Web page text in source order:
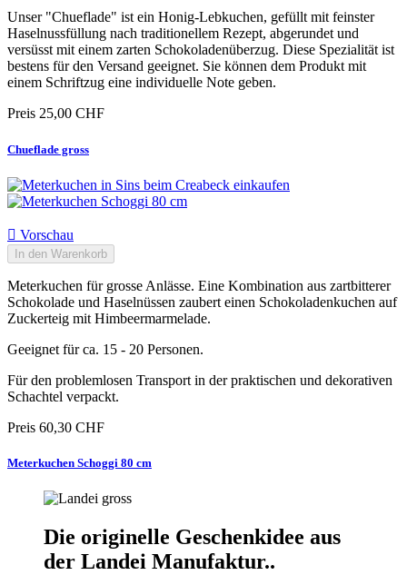
Unser "Chueflade" ist ein Honig-Lebkuchen, gefüllt mit feinster
Haselnussfüllung nach traditionellem Rezept, abgerundet und
versüsst mit einem zarten Schokoladenüberzug. Diese Spezialität ist
bestens für den Versand geeignet. Sie können dem Produkt mit
einem Schriftzug eine individuelle Note geben.
Preis 25,00 CHF
Chueflade gross
 Vorschau
In den Warenkorb
Meterkuchen für grosse Anlässe. Eine Kombination aus zartbitterer
Schokolade und Haselnüssen zaubert einen Schokoladenkuchen auf
Zuckerteig mit Himbeermarmelade.
Geeignet für ca. 15 - 20 Personen.
Für den problemlosen Transport in der praktischen und dekorativen
Schachtel verpackt.
Preis 60,30 CHF
Meterkuchen Schoggi 80 cm
Die originelle Geschenkidee aus
der Landei Manufaktur..